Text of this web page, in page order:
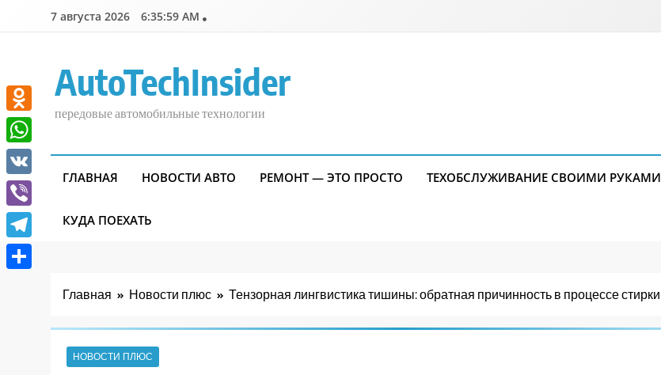
7 августа 2026 6:35:59 AM
AutoTechInsider
передовые автомобильные технологии
ГЛАВНАЯ НОВОСТИ АВТО РЕМОНТ — ЭТО ПРОСТО ТЕХОБСЛУЖИВАНИЕ СВОИМИ РУКАМИ
КУДА ПОЕХАТЬ
Главная Новости плюс Тензорная лингвистика тишины: обратная причинность в процессе стирки
НОВОСТИ ПЛЮС
Odnoklassniki
WhatsApp
VK
Viber
Telegram